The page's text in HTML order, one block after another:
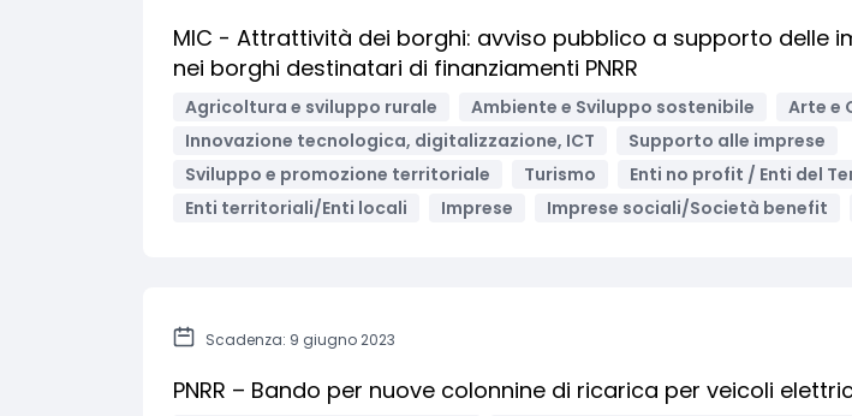
MIC - Attrattività dei borghi: avviso pubblico a supporto delle
nei borghi destinatari di finanziamenti PNRR
Agricoltura e sviluppo rurale Ambiente e Sviluppo sostenibile
Arte e
Innovazione tecnologica, digitalizzazione, ICT
Supporto alle imprese
Sviluppo e promozione territoriale
Turismo
Enti no profit / Enti del
Enti territoriali/Enti locali
Imprese Imprese sociali/Società benefit
Scadenza: 9 giugno 2023
PNRR – Bando per nuove colonnine di ricarica per veicoli